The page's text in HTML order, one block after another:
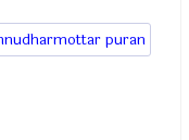
puran